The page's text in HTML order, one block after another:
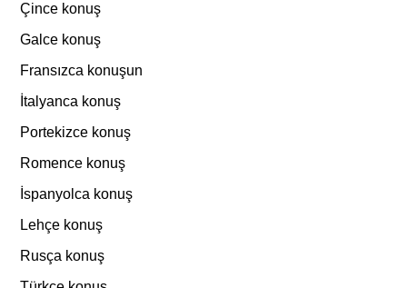
Çince konuş
Galce konuş
Fransızca konuşun
İtalyanca konuş
Portekizce konuş
Romence konuş
İspanyolca konuş
Lehçe konuş
Rusça konuş